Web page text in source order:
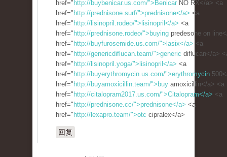
href=" http://buybenicar.us.com/">Benicar NO RX</a> <a
href=" http://prednisone.surf/">prednisone</a> <a
href=" http://lisinopril.rodeo/">lisinopril</a> <a
href=" http://prednisone.rodeo/">buying predesone on
href=" http://buyfurosemide.us.com/">lasix</a> <a
href=" http://genericdiflucan.team/">generic diflucan</a>
href=" http://lisinopril.yoga/">lisinopril</a> <a
href=" http://buyerythromycin.us.com/">erythromycin
href=" http://buyamoxicillin.team/">buy amoxicillin</a> <a
href=" http://citalopram2017.us.com/">Citalopram</a> <a
href=" http://prednisone.cc/">prednisone</a> <a
href=" http://lexapro.team/">otc cipralex</a>
回复